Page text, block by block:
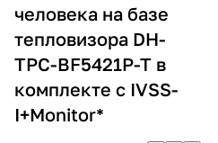
человека на базе
тепловизора DH-
TPC-BF5421P-T в
комплекте с IVSS-
I+Monitor*